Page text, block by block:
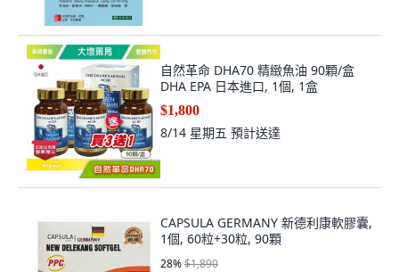
自然革命 DHA70 精緻魚油 90顆/盒
DHA EPA 日本進口, 1個, 1盒
$1,800
8/14 星期五 預計送達
CAPSULA GERMANY 新德利康軟膠囊,
1個, 60粒+30粒, 90顆
28%$1,890